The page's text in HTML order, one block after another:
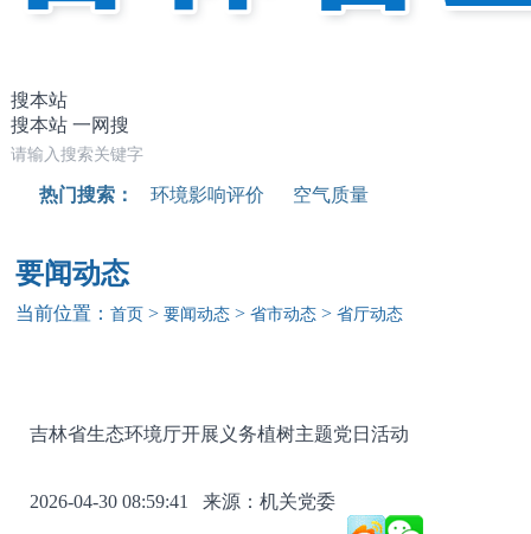
搜本站
搜本站 一网搜
热门搜索： 环境影响评价 空气质量
要闻动态
当前位置：首页 >要闻动态 >省市动态 >省厅动态
吉林省生态环境厅开展义务植树主题党日活动
2026-04-30 08:59:41 来源： 机关党委